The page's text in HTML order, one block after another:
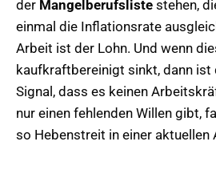
der Mangelberufsliste stehen,
einmal die Inflationsrate
Arbeit ist der Lohn. Und wenn
kaufkraftbereinigt sinkt, dann ist
Signal, dass es keinen
nur einen fehlenden Willen gibt,
so Hebenstreit in einer aktuellen